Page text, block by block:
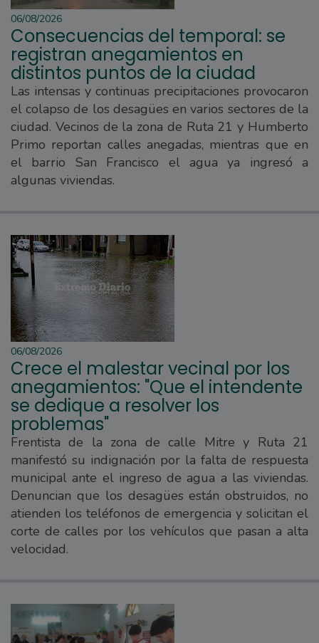
06/08/2026
Consecuencias del temporal: se
registran anegamientos en
distintos puntos de la ciudad
Las intensas y continuas precipitaciones provocaron
el colapso de los desagües en varios sectores de la
ciudad. Vecinos de la zona de Ruta 21 y Humberto
Primo reportan calles anegadas, mientras que en
el barrio San Francisco el agua ya ingresó a
algunas viviendas.
06/08/2026
Crece el malestar vecinal por los
anegamientos: "Que el intendente
se dedique a resolver los
problemas"
Frentista de la zona de calle Mitre y Ruta 21
manifestó su indignación por la falta de respuesta
municipal ante el ingreso de agua a las viviendas.
Denuncian que los desagües están obstruidos, no
atienden los teléfonos de emergencia y solicitan el
corte de calles por los vehículos que pasan a alta
velocidad.